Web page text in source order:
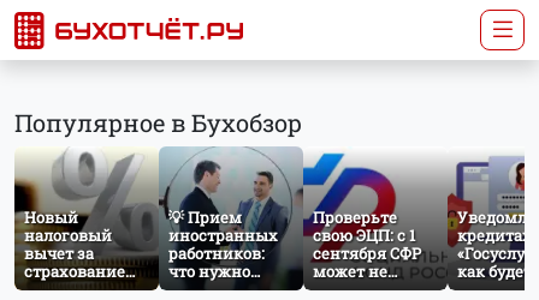
Популярное в Бухобзор
Новый
налоговый
вычет за
страхование
жизни: что
💡 Прием
иностранных
работников:
что нужно
знать
Проверьте
свою ЭЦП: с 1
сентября СФР
может не
принять
кредитах
как будет
работать